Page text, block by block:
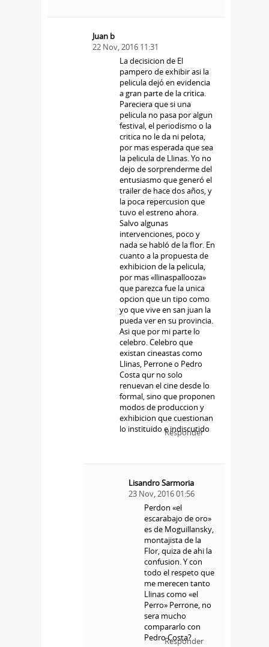
Juan b
22 Nov, 2016 11:31
La decisicion de El
pampero de exhibir asi la
pelicula dejó en evidencia
a gran parte de la critica.
Pareciera que si una
pelicula no pasa por algun
festival, el periodismo o la
critica no le da ni pelota,
por mas esperada que sea
la pelicula de Llinas. Yo no
dejo de sorprenderme del
entusiasmo que generó el
trailer de hace dos años, y
la poca repercusion que
tuvo el estreno ahora.
Salvo algunas
intervenciones, poco y
nada se habló de la flor. En
cuanto a la propuesta de
exhibicion de la pelicula,
por mas «llinaspallooza»
que parezca fue la unica
opcion que un tipo como
yo que vive en san juan la
pueda ver en su provincia.
Asi que por mi parte lo
celebro. Celebro que
existan cineastas como
Llinas, Perrone o Pedro
Costa qur no solo
renuevan el cine desde lo
formal, sino que proponen
modos de produccion y
exhibicion que cuestionan
lo instituido e indiscutido
Responder
Lisandro Sarmoria
23 Nov, 2016 01:56
Perdon «el
escarabajo de oro»
es de Moguillansky,
montajista de la
Flor, quiza de ahi la
confusion. Y con
todo el respeto que
me merecen tanto
Llinas como «el
Perro» Perrone, no
sera mucho
compararlo con
Pedro Costa?
Responder